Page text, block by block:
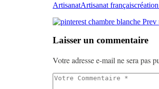
ArtisanatArtisanat français
Prev
Laisser un commentaire
Votre adresse e-mail ne sera pas